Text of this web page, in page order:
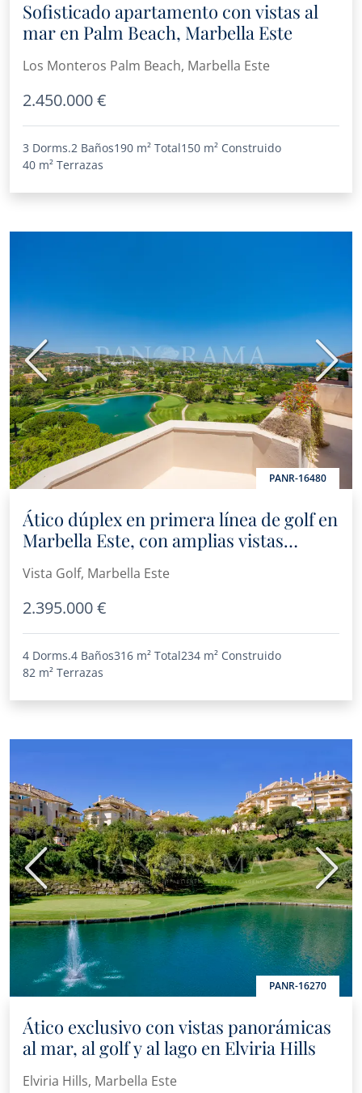
Sofisticado apartamento con vistas al
mar en Palm Beach, Marbella Este
Los Monteros Palm Beach, Marbella Este
2.450.000 €
3 Dorms.2 Baños190 m² Total150 m² Construido
40 m² Terrazas
PANR-16480
Anterior
Ático dúplex en primera línea de golf en
Marbella Este, con amplias vistas
Vista Golf, Marbella Este
2.395.000 €
4 Dorms.4 Baños316 m² Total234 m² Construido
82 m² Terrazas
PANR-16270
Anterior
Ático exclusivo con vistas panorámicas
al mar, al golf y al lago en Elviria Hills
Elviria Hills, Marbella Este